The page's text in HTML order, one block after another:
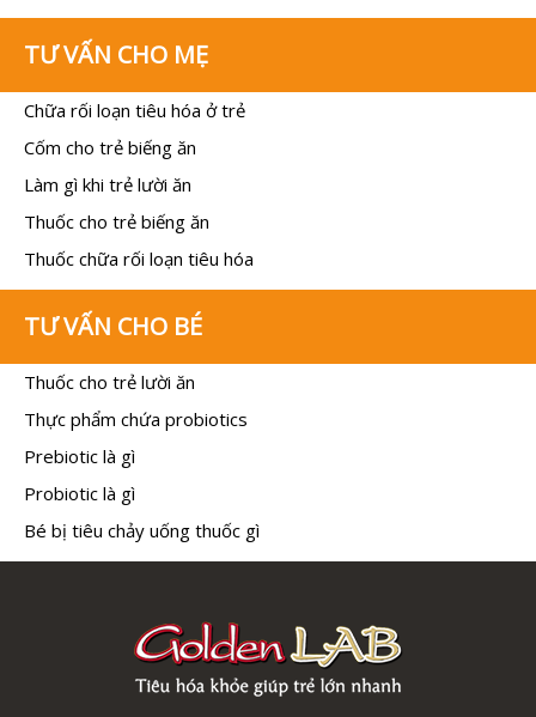
TƯ VẤN CHO MẸ
Chữa rối loạn tiêu hóa ở trẻ
Cốm cho trẻ biếng ăn
Làm gì khi trẻ lười ăn
Thuốc cho trẻ biếng ăn
Thuốc chữa rối loạn tiêu hóa
TƯ VẤN CHO BÉ
Thuốc cho trẻ lười ăn
Thực phẩm chứa probiotics
Prebiotic là gì
Probiotic là gì
Bé bị tiêu chảy uống thuốc gì